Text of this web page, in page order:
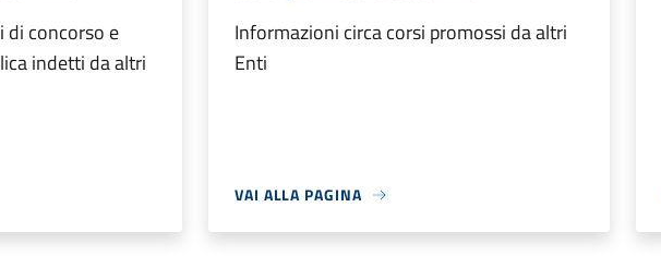
di concorso e
indetti da altri
Informazioni circa corsi promossi da altri
Enti
VAI ALLA PAGINA